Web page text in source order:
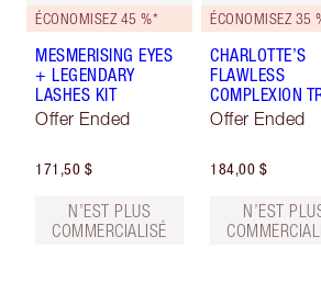
ÉCONOMISEZ 45 %*
MESMERISING EYES
+ LEGENDARY
LASHES KIT
Offer Ended
171,50 $
N’EST PLUS
COMMERCIALISÉ
ÉCONOMISEZ 35
CHARLOTTE’S
FLAWLESS
COMPLEXION
Offer Ended
184,00 $
N’EST